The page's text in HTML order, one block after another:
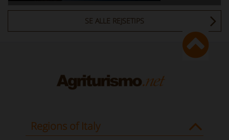
SE ALLE REJSETIPS
Regions of Italy